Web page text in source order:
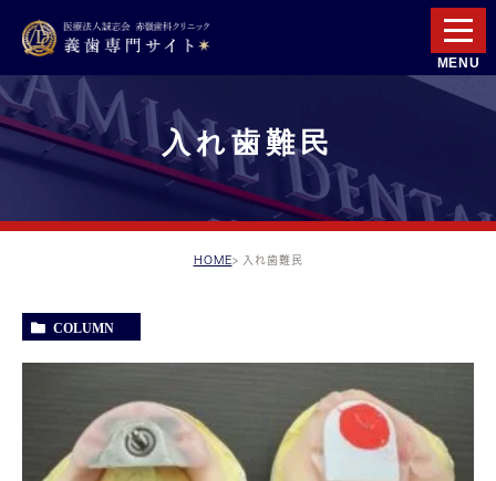
入れ歯難民
HOME 入れ歯難民
COLUMN